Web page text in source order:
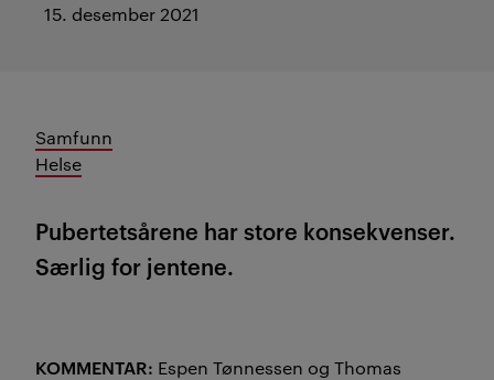
15. desember 2021
Samfunn
Helse
Pubertetsårene har store konsekvenser.
Særlig for jentene.
KOMMENTAR: Espen Tønnessen og Thomas